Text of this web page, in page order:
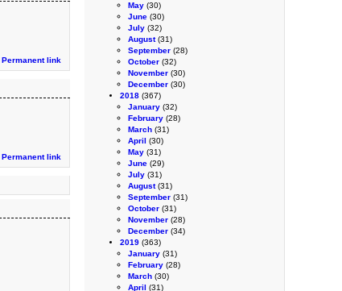
May (30)
June (30)
July (32)
August(31)
September (28)
October (32)
November (30)
December (30)
2018 (367)
January (32)
February (28)
March (31)
April (30)
May (31)
June (29)
July (31)
August(31)
September (31)
October (31)
November (28)
December (34)
2019 (363)
January (31)
February (28)
March (30)
April (31)
Permanent link
Permanent link